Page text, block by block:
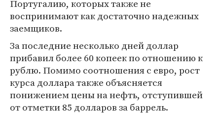
Португалию, которых также не
воспринимают как достаточно надежных
заемщиков.
За последние несколько дней доллар
прибавил более 60 копеек по отношению к
рублю. Помимо соотношения с евро, рост
курса доллара также объясняется
понижением цены на нефть, отступившей
от отметки 85 долларов за баррель.